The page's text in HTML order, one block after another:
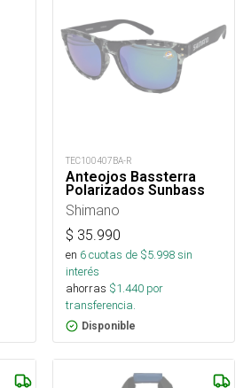
TEC100407BA-R
Anteojos Bassterra
Polarizados Sunbass
Shimano
$ 35.990
en 6cuotas de $5.998sin
interés
ahorras $1.440 por
transferencia.
Disponible